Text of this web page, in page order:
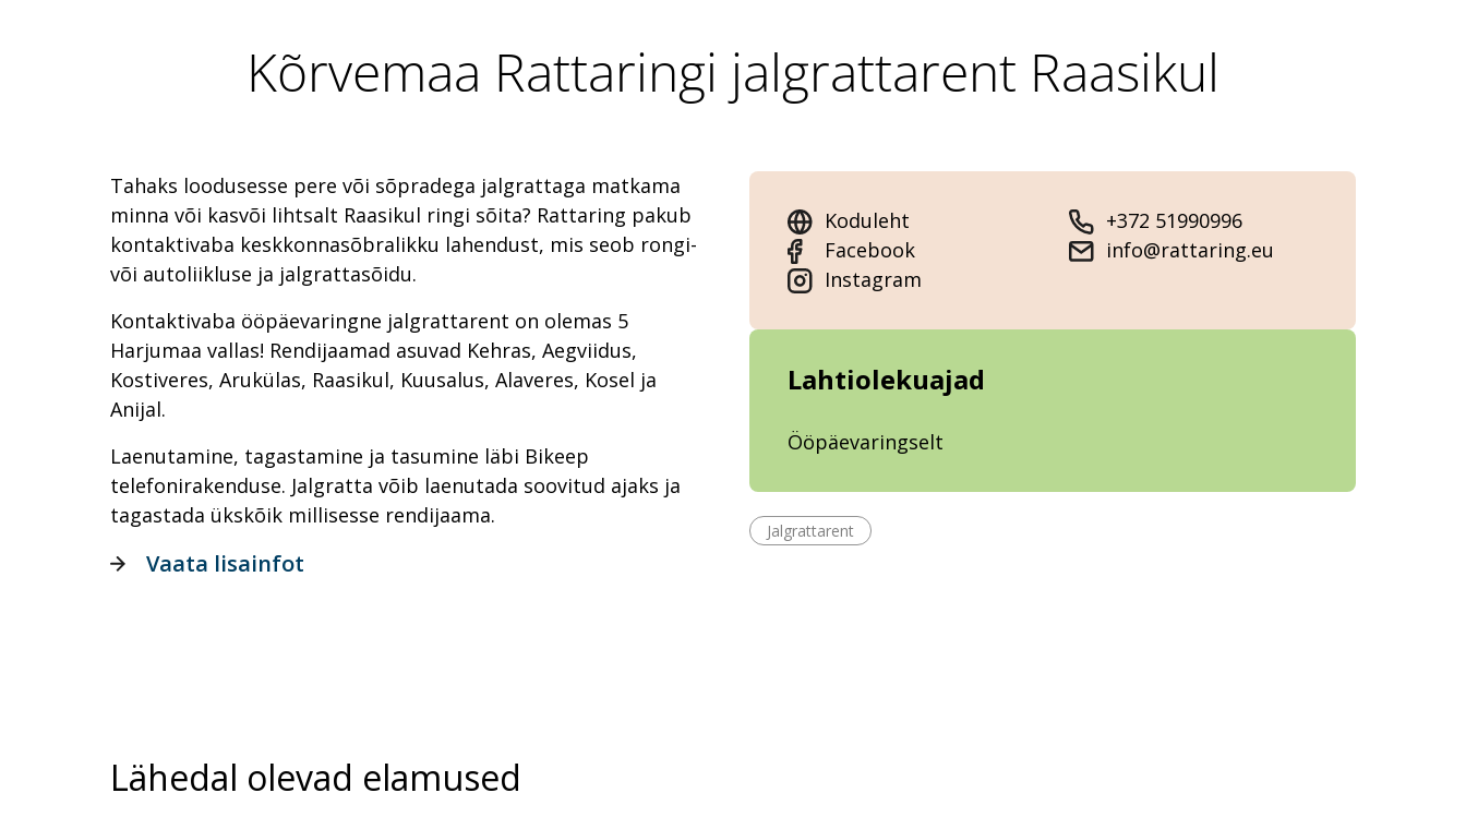
Kõrvemaa Rattaringi jalgrattarent Raasikul
Tahaks loodusesse pere või sõpradega jalgrattaga matkama
minna või kasvõi lihtsalt Raasikul ringi sõita? Rattaring pakub
kontaktivaba keskkonnasõbralikku lahendust, mis seob rongi-
või autoliikluse ja jalgrattasõidu.
Kontaktivaba ööpäevaringne jalgrattarent on olemas 5
Harjumaa vallas! Rendijaamad asuvad Kehras, Aegviidus,
Kostiveres, Arukülas, Raasikul, Kuusalus, Alaveres, Kosel ja
Anijal.
Laenutamine, tagastamine ja tasumine läbi Bikeep
telefonirakenduse. Jalgratta võib laenutada soovitud ajaks ja
tagastada ükskõik millisesse rendijaama.
Koduleht
Facebook
Instagram
+372 51990996
info@rattaring.eu
Lahtiolekuajad
Ööpäevaringselt
Jalgrattarent
Vaata lisainfot
Lähedal olevad elamused